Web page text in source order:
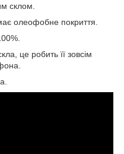
склом.
олеофобне покриття.
це робить її зовсім